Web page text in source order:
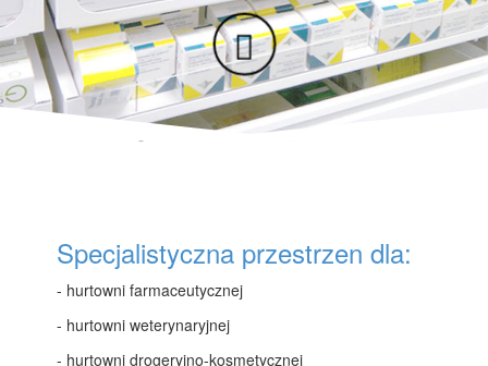
Specjalistyczna przestrzen dla:
- hurtowni farmaceutycznej
- hurtowni weterynaryjnej
- hurtowni drogeryjno-kosmetycznej